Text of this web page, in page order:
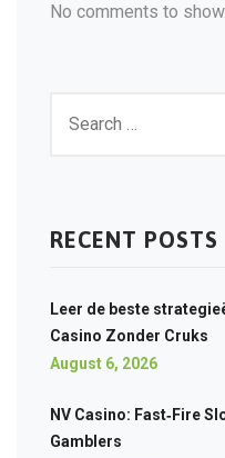
No comments to show.
RECENT POSTS
Leer de beste
Casino Zonder Cruks
August 6, 2026
NV Casino: Fast‑Fire
Gamblers